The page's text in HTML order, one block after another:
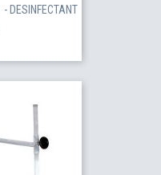
DESINFECTANT